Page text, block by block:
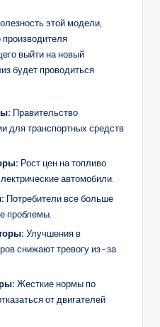
этой модели,
производителя
выйти на новый
будет проводиться
Правительство
для транспортных средств
Рост цен на топливо
автомобили.
Потребители все больше
проблемы.
Улучшения в
снижают тревогу из-за
Жесткие нормы по
от двигателей